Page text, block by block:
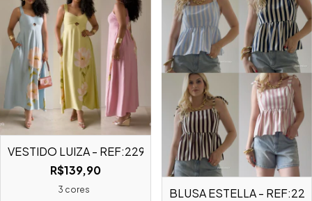
VESTIDO LUIZA - REF:22933
R$139,90
3 cores
BLUSA ESTELLA -